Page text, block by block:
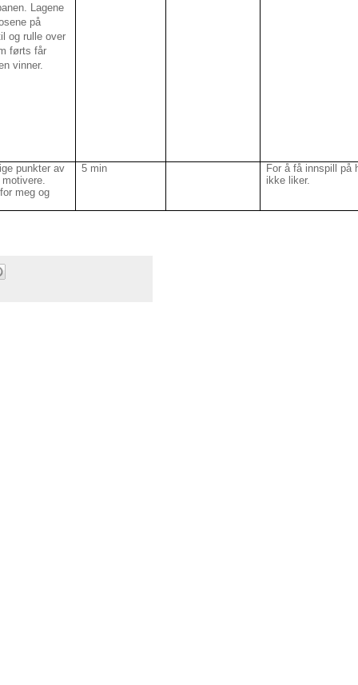
Lagene
på
og rulle over
førts får
vinner.
punkter av
meg og
5 min
For å få innspill på
ikke liker.